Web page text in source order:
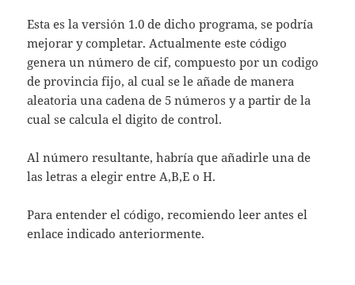
Esta es la versión 1.0 de dicho programa, se podría
mejorar y completar. Actualmente este código
genera un número de cif, compuesto por un codigo
de provincia fijo, al cual se le añade de manera
aleatoria una cadena de 5 números y a partir de la
cual se calcula el digito de control.
Al número resultante, habría que añadirle una de
las letras a elegir entre A,B,E o H.
Para entender el código, recomiendo leer antes el
enlace indicado anteriormente.